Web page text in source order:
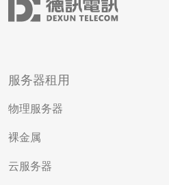
服务器租用
物理服务器
裸金属
云服务器